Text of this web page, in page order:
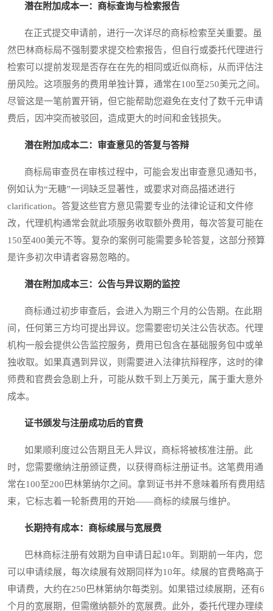
潜在附加成本一：商标查询与检索报告
在正式提交申请前，进行一次详尽的商标检索至关重要。虽
然巴林商标局不强制要求提交检索报告，但自行或委托代理进行
检索可以提前发现是否存在在先的相同或近似商标，从而评估注
册风险。这项服务的费用单独计算，通常在100至250美元之间。
尽管这是一笔前置开销，但它能帮助您避免在支付了数千元申请
费后，因冲突而被驳回，造成更大的时间和金钱损失。
潜在附加成本二：审查意见的答复与答辩
商标局审查员在审核过程中，可能会发出审查意见通知书，
例如认为“无糖”一词缺乏显著性，或要求对商品描述进行
clarification。答复这些官方意见需要专业的法律论证和文件修
改，代理机构通常会就此项服务收取额外费用，每次答复可能在
150至400美元不等。复杂的案例可能需要多轮答复，这部分预算
是许多初次申请者容易忽略的。
潜在附加成本三：公告与异议期的监控
商标通过初步审查后，会进入为期三个月的公告期。在此期
间，任何第三方均可提出异议。您需要密切关注公告状态。代理
机构一般会提供公告监控服务，费用已包含在基础服务包中或单
独收取。如果真遇到异议，则需要进入法律抗辩程序，这时的律
师费和官费会急剧上升，可能从数千到上万美元，属于重大意外
成本。
证书颁发与注册成功后的官费
如果顺利度过公告期且无人异议，商标将被核准注册。此
时，您需要缴纳注册颁证费，以获得商标注册证书。这笔费用通
常在100至200巴林第纳尔之间。拿到证书并不意味着所有费用结
束，它标志着一轮新费用的开始——商标的续展与维护。
长期持有成本：商标续展与宽展费
巴林商标注册有效期为自申请日起10年。到期前一年内，您
可以申请续展，每次续展有效期同样为10年。续展的官费略高于
申请费，大约在250巴林第纳尔每类别。如果错过续展期，还有6
个月的宽展期，但需缴纳额外的宽展费。此外，委托代理办理续